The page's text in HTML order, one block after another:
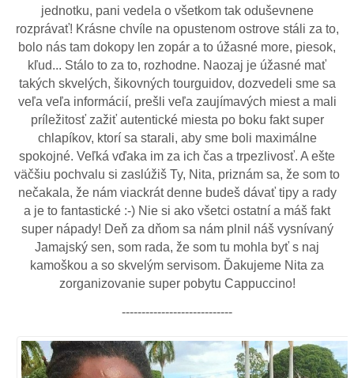
jednotku, pani vedela o všetkom tak oduševnene
rozprávať! Krásne chvíle na opustenom ostrove stáli za to,
bolo nás tam dokopy len zopár a to úžasné more, piesok,
kľud... Stálo to za to, rozhodne. Naozaj je úžasné mať
takých skvelých, šikovných tourguidov, dozvedeli sme sa
veľa veľa informácií, prešli veľa zaujímavých miest a mali
príležitosť zažiť autentické miesta po boku fakt super
chlapíkov, ktorí sa starali, aby sme boli maximálne
spokojné. Veľká vďaka im za ich čas a trpezlivosť. A ešte
väčšiu pochvalu si zaslúžiš Ty, Nita, priznám sa, že som to
nečakala, že nám viackrát denne budeš dávať tipy a rady
a je to fantastické :-) Nie si ako všetci ostatní a máš fakt
super nápady! Deň za dňom sa nám plnil náš vysnívaný
Jamajský sen, som rada, že som tu mohla byť s naj
kamoškou a so skvelým servisom. Ďakujeme Nita za
zorganizovanie super pobytu Cappuccino!
----------------------------